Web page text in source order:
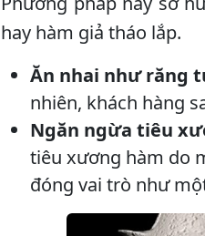
hay hàm giả tháo lắp.
Ăn nhai như răng
nhiên, khách hàng
Ngăn ngừa tiêu
tiêu xương hàm do
đóng vai trò như